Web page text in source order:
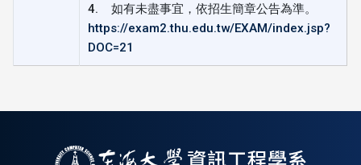
4. 如有未盡事宜，依招生簡章公告為準。
https://exam2.thu.edu.tw/EXAM/index.jsp?
DOC=21